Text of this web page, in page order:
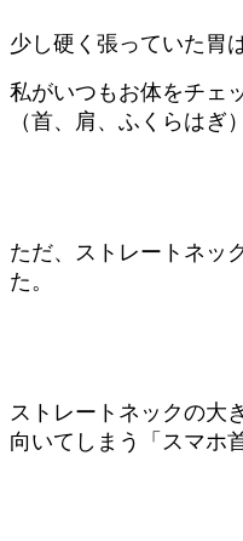
少し硬く張っていた胃
私がいつもお体をチェ
（首、肩、ふくらはぎ
ただ、ストレートネッ
た。
ストレートネックの大
向いてしまう「スマホ